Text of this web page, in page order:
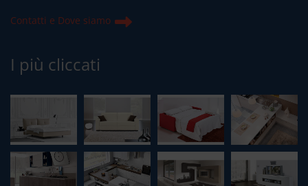
Contatti e Dove siamo
I più cliccati